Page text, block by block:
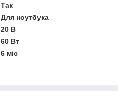
Так
Для ноутбука
20 В
60 Вт
6 міс